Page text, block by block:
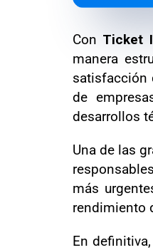
Con Ticket
manera
satisfacción
de
desarrollos
Una de las
más
rendimiento
En definitiva,